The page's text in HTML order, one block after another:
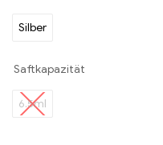
Silber
Saftkapazität
6.5ml